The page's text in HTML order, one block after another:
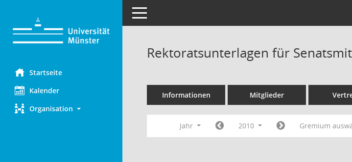
Startseite
Kalender
Organisation
Toggle navigation
Rektoratsunterlagen für
Informationen Mitglieder
Jahr 2010 Gremium